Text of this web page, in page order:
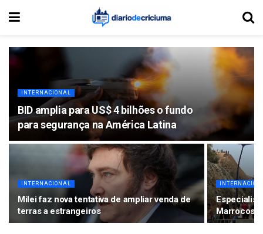
INTERNACIONAL
BID amplia para US$ 4 bilhões o fundo
para segurança na América Latina
INTERNACIONAL
Milei faz nova tentativa de ampliar venda de
terras a estrangeiros
Marrocos